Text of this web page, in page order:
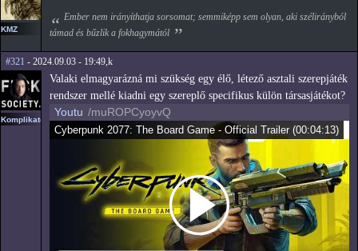
KMZ
Ember nem irányíthatja sorsomat; semmiképp sem olyan, aki szélirányból
támad és bűzlik a fokhagymától
#321 - 2024.09.03 - 19:49,k
Komplikato
Valaki elmagyarázná mi szükség egy élő, létező asztali szerepjáték
rendszer mellé kiadni egy szereplő specifikus külön társasjátékot?
Youtu /muROPCyoyvQ
Cyberpunk 2077: The Board Game - Official Trailer (00:04:13)